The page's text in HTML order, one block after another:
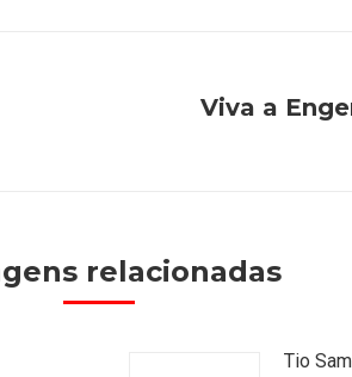
Viva a
relacionadas
Tio